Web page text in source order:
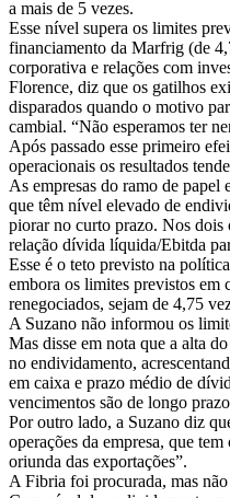
a mais de 5 vezes.
Esse nível supera os limites
financiamento da Marfrig (de
corporativa e relações com
Florence, diz que os gatilhos
disparados quando o motivo
cambial. “Não esperamos ter
Após passado esse primeiro
operacionais os resultados
As empresas do ramo de papel
que têm nível elevado de
piorar no curto prazo. Nos dois
relação dívida líquida/Ebitda
Esse é o teto previsto na
embora os limites previstos em
renegociados, sejam de 4,75
A Suzano não informou os
Mas disse em nota que a alta
no endividamento,
em caixa e prazo médio de
vencimentos são de longo
Por outro lado, a Suzano diz
operações da empresa, que
oriunda das exportações”.
A Fibria foi procurada, mas